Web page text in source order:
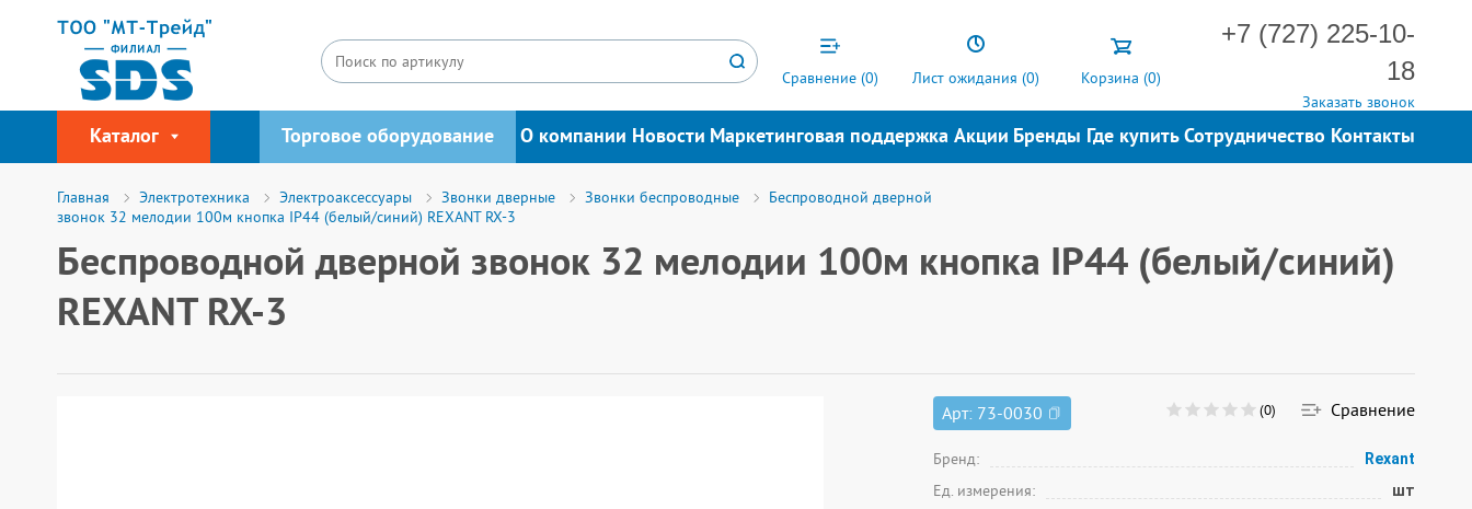
Сравнение (0) Лист ожидания (0) Корзина (0)
+7 (727) 225-10-
18
Заказать звонок
Каталог Торговое оборудование О компании Новости Маркетинговая поддержка Акции Бренды Где купитьСотрудничество Контакты
Главная Электротехника Электроаксессуары Звонки дверные Звонки беспроводные
Беспроводной дверной
звонок 32 мелодии 100м кнопка IP44 (белый/синий) REXANT RX-3
Беспроводной дверной звонок 32 мелодии 100м кнопка IP44 (белый/синий)
REXANT RX-3
Арт: 73-0030 (0) Сравнение
Бренд: Rexant
Ед. измерения: шт